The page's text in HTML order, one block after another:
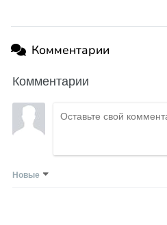
Комментарии
Комментарии
Новые